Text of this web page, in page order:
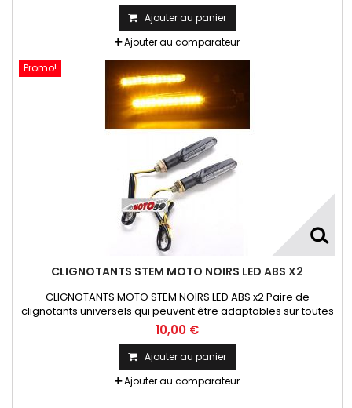
Ajouter au panier
Ajouter au comparateur
Promo!
CLIGNOTANTS STEM MOTO NOIRS LED ABS X2
CLIGNOTANTS MOTO STEM NOIRS LED ABS x2 Paire de
clignotants universels qui peuvent être adaptables sur toutes
motos ou scooters
10,00 €
Ajouter au panier
Ajouter au comparateur